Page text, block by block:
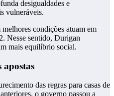
desigualdades e
vulneráveis.
condições atuam em
Nesse sentido, Durigan
mais equilíbrio social.
apostas
das regras para casas de
o governo passou a